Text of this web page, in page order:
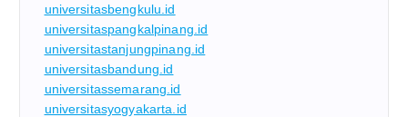
universitasbengkulu.id
universitaspangkalpinang.id
universitastanjungpinang.id
universitasbandung.id
universitassemarang.id
universitasyogyakarta.id